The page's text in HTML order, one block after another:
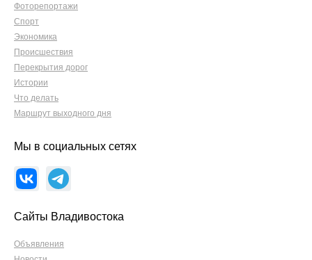
Фоторепортажи
Спорт
Экономика
Происшествия
Перекрытия дорог
Истории
Что делать
Маршрут выходного дня
Мы в социальных сетях
Сайты Владивостока
Объявления